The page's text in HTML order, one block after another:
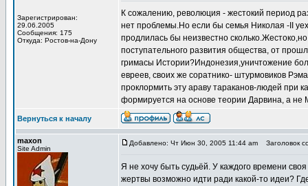
Зарегистрирован:
29.06.2005
Сообщения: 175
Откуда: Ростов-на-Дону
К сожалению, революция - жестокий период
нет проблемы.Но если бы семья Николая -II
продлилась бы неизвестно
поступательного развития общества, от
гримасы Истории?Индонезия,уничтожение
евреев, своих же соратнико- штурмовиков
проклормить эту араву тараканов-людей при
формируется на основе теории Дарвина, а не
Вернуться к началу
maxon
Site Admin
Добавлено: Чт Июн 30, 2005 11:44 am Заголовок
Я не хочу быть судьёй. У каждого времени
жертвы возможно идти ради какой-то идеи?